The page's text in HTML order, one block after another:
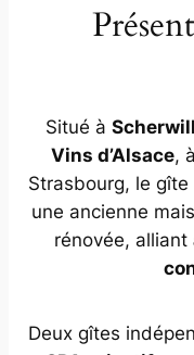
Situé à
Vins d’Alsace,
Strasbourg, le
une ancienne
rénovée, alliant
Deux gîtes